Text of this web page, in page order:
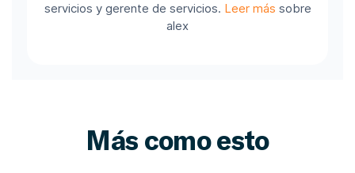
servicios y gerente de servicios. Leer más sobre
alex
Más como esto